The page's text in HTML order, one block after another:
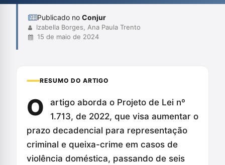
Publicado no Conjur
Izabella Borges, Ana Paula Trento
15 de maio de 2024
RESUMO DO ARTIGO
O
artigo aborda o Projeto de Lei nº
1.713, de 2022, que visa aumentar o
prazo decadencial para representação
criminal e queixa-crime em casos de
violência doméstica, passando de seis